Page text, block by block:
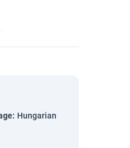
: Hungarian